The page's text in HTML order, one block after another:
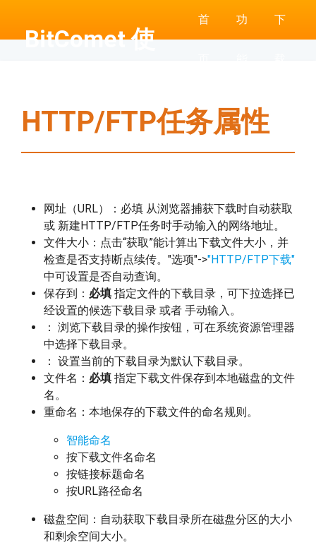
BitComet 使
首 功 下
HTTP/FTP任务属性
网址（URL）：必填 从浏览器捕获下载时自动获取
或 新建HTTP/FTP任务时手动输入的网络地址。
文件大小：点击“获取”能计算出下载文件大小，并
检查是否支持断点续传。"选项"->"HTTP/FTP下载"
中可设置是否自动查询。
保存到： 必填 指定文件的下载目录，可下拉选择已
经设置的候选下载目录 或者 手动输入。
： 浏览下载目录的操作按钮，可在系统资源管理器
中选择下载目录。
： 设置当前的下载目录为默认下载目录。
文件名： 必填 指定下载文件保存到本地磁盘的文件
名。
重命名：本地保存的下载文件的命名规则。
智能命名
按下载文件名命名
按链接标题命名
按URL路径命名
磁盘空间：自动获取下载目录所在磁盘分区的大小
和剩余空间大小。